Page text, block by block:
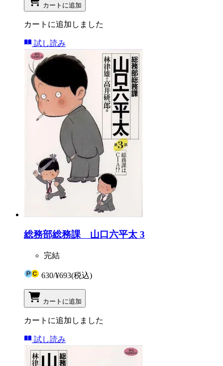
カートに追加
カートに追加しました
試し読み
総務部総務課 山口六平太 3
完結
630/¥693(税込)
カートに追加
カートに追加しました
試し読み